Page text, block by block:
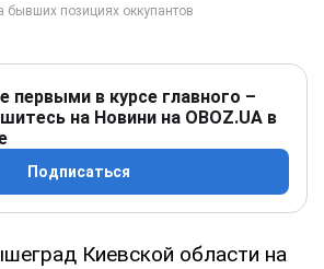
первыми в курсе главного –
на Новини на OBOZ.UA в
Подписаться
Киевской области на